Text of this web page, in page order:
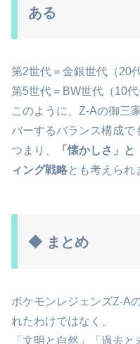
ある
第2世代＝金銀世代（20
第5世代＝BW世代（10代
このように、Z-Aの御三
バーするバランス構成で
つまり、
「懐かしさ」
ィング戦略とも考えられ
◆ まとめ
ポケモンレジェンズZ-A
れたわけではなく、
「文明と自然」「過去